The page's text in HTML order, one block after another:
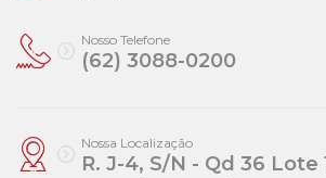
Nosso Telefone
(62) 3088-0200
Nossa Localização
R. J-4, S/N - Qd 36 Lote